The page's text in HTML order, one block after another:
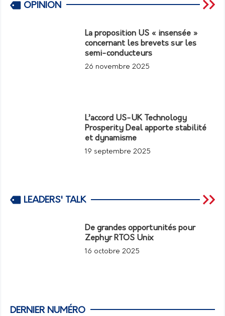
OPINION
La proposition US « insensée »
concernant les brevets sur les
semi-conducteurs
26 novembre 2025
L’accord US-UK Technology
Prosperity Deal apporte stabilité
et dynamisme
19 septembre 2025
LEADERS' TALK
De grandes opportunités pour
Zephyr RTOS Unix
16 octobre 2025
DERNIER NUMÉRO